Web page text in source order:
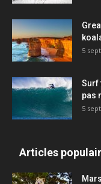
5
Surf
pas
5
Articles